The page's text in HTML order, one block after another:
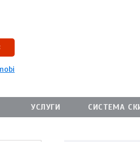
УСЛУГИ СИСТЕМА